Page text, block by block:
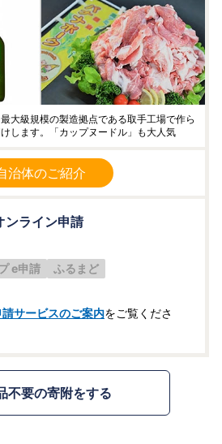
大級規模の製造拠点である取手工場で作ら
します。「カップヌードル」も大人気
治体のご紹介
ンライン申請
e申請
ふるまど
サービスのご案内をご覧くださ
不要の寄附をする